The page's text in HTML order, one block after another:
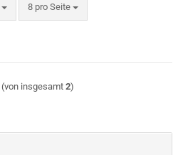
8 pro Seite
pro Seite
(von insgesamt 2)